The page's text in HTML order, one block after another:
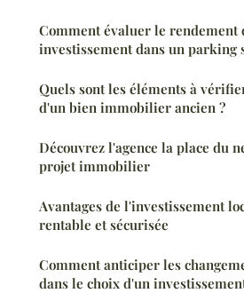
Comment évaluer le rendement
investissement dans un parking
Quels sont les éléments à
d'un bien immobilier ancien ?
Découvrez l'agence la place du
projet immobilier
Avantages de l'investissement
rentable et sécurisée
Comment anticiper les
dans le choix d'un